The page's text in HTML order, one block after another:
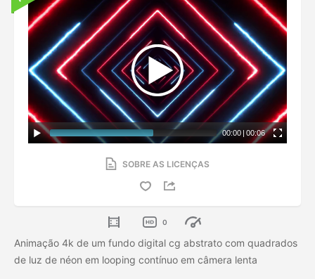
00:00 | 00:06
SOBRE AS LICENÇAS
0
Animação 4k de um fundo digital cg abstrato com quadrados
de luz de néon em looping contínuo em câmera lenta